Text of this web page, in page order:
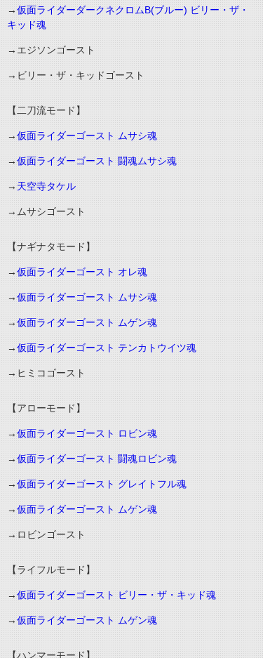
→仮面ライダーダークネクロムB(ブルー) ビリー・ザ・
キッド魂
→エジソンゴースト
→ビリー・ザ・キッドゴースト
【二刀流モード】
→仮面ライダーゴースト ムサシ魂
→仮面ライダーゴースト 闘魂ムサシ魂
→ 天空寺タケル
→ムサシゴースト
【ナギナタモード】
→仮面ライダーゴースト オレ魂
→仮面ライダーゴースト ムサシ魂
→仮面ライダーゴースト ムゲン魂
→仮面ライダーゴースト テンカトウイツ魂
→ヒミコゴースト
【アローモード】
→仮面ライダーゴースト ロビン魂
→仮面ライダーゴースト 闘魂ロビン魂
→仮面ライダーゴースト グレイトフル魂
→仮面ライダーゴースト ムゲン魂
→ロビンゴースト
【ライフルモード】
→仮面ライダーゴースト ビリー・ザ・キッド魂
→仮面ライダーゴースト ムゲン魂
【ハンマーモード】